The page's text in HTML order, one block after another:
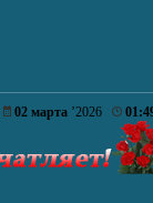
02 марта ’2026